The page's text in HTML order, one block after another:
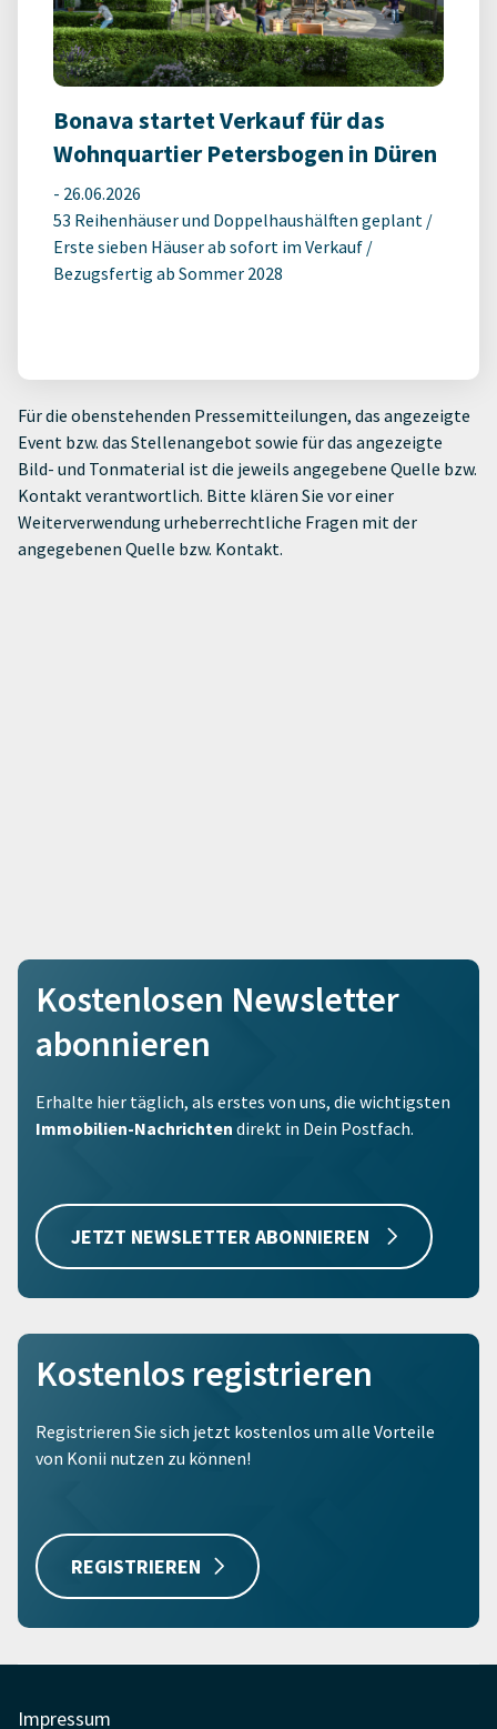
Bonava startet Verkauf für das
Wohnquartier Petersbogen in Düren
- 26.06.2026
53 Reihenhäuser und Doppelhaushälften geplant /
Erste sieben Häuser ab sofort im Verkauf /
Bezugsfertig ab Sommer 2028
Für die obenstehenden Pressemitteilungen, das angezeigte
Event bzw. das Stellenangebot sowie für das angezeigte
Bild- und Tonmaterial ist die jeweils angegebene Quelle bzw.
Kontakt verantwortlich. Bitte klären Sie vor einer
Weiterverwendung urheberrechtliche Fragen mit der
angegebenen Quelle bzw. Kontakt.
Kostenlosen Newsletter
abonnieren
Erhalte hier täglich, als erstes von uns, die wichtigsten
Immobilien-Nachrichten direkt in Dein Postfach.
JETZT NEWSLETTER ABONNIEREN
Kostenlos registrieren
Registrieren Sie sich jetzt kostenlos um alle Vorteile
von Konii nutzen zu können!
REGISTRIEREN
Impressum